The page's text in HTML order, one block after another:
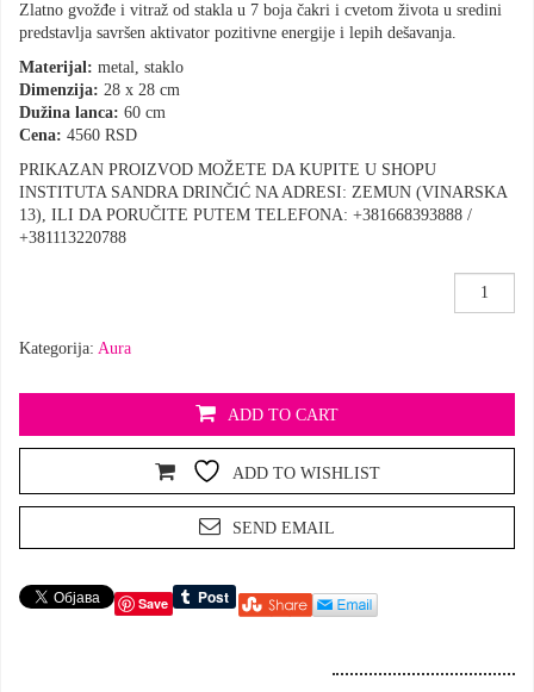
Zlatno gvožđe i vitraž od stakla u 7 boja čakri i cvetom života u sredini
predstavlja savršen aktivator pozitivne energije i lepih dešavanja.
Materijal: metal, staklo
Dimenzija: 28 x 28 cm
Dužina lanca: 60 cm
Cena: 4560 RSD
PRIKAZAN PROIZVOD MOŽETE DA KUPITE U SHOPU
INSTITUTA SANDRA DRINČIĆ NA ADRESI: ZEMUN (VINARSKA
13), ILI DA PORUČITE PUTEM TELEFONA: +381668393888 /
+381113220788
Kategorija: Aura
ADD TO CART
ADD TO WISHLIST
SEND EMAIL
Save